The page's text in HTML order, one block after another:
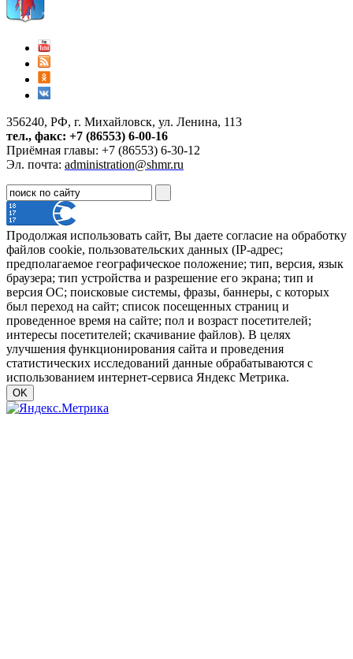
356240, РФ, г. Михайловск, ул. Ленина, 113
тел., факс: +7 (86553) 6-00-16
Приёмная главы: +7 (86553) 6-30-12
Эл. почта: administration@shmr.ru
Продолжая использовать сайт, Вы даете согласие на обработку
файлов cookie, пользовательских данных (IP-адрес;
предполагаемое географическое положение; тип, версия, язык
браузера; тип устройства и разрешение его экрана; тип и
версия ОС; поисковые системы, фразы, баннеры, с которых
был переход на сайт; список посещенных страниц и
проведенное время на сайте; пол и возраст посетителей;
интересы посетителей; скачивание файлов). В целях
улучшения функционирования сайта и проведения
статистических исследований данные обрабатываются с
использованием интернет-сервиса Яндекс Метрика.
OK